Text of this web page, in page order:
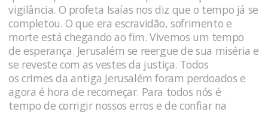
vigilância. O profeta Isaías nos diz que o tempo já se
completou. O que era escravidão, sofrimento e
morte está chegando ao fim. Vivemos um tempo
de esperança. Jerusalém se reergue de sua miséria e
se reveste com as vestes da justiça. Todos
os crimes da antiga Jerusalém foram perdoados e
agora é hora de recomeçar. Para todos nós é
tempo de corrigir nossos erros e de confiar na